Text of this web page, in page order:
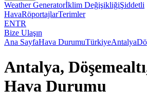
Weather Generatorİklim DeğişikliğiŞiddetli
HavaRöportajlarTerimler
ENTR
Bize Ulaşın
Ana SayfaHava DurumuTürkiyeAntalya
Antalya,
Hava Durumu